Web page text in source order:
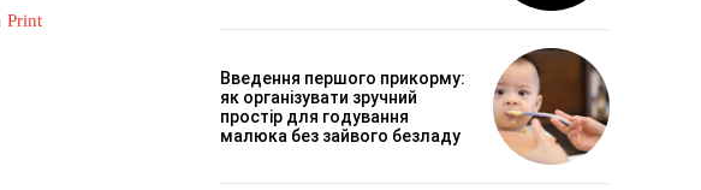
Print
Введення першого прикорму:
як організувати зручний
простір для годування
малюка без зайвого безладу